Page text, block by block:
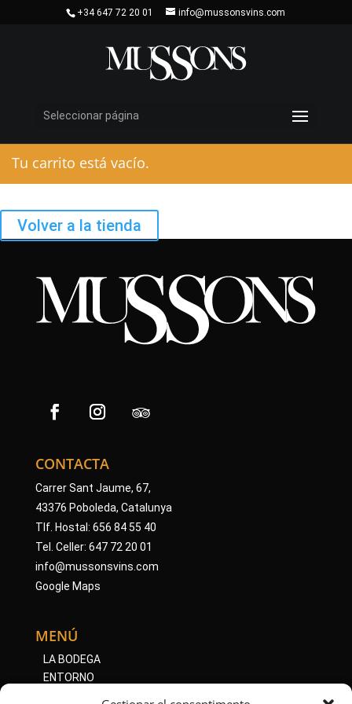
+34 647 72 20 01 info@mussonsvins.com
Seleccionar página
Tu carrito está vacío.
Volver a la tienda
CONTACTA
Carrer Sant Jaume, 67,
43376 Poboleda, Catalunya
Tlf. Hostal: 656 84 55 40
Tel. Celler: 647 72 20 01
info@mussonsvins.com
Google Maps
MENÚ
LA BODEGA
ENTORNO